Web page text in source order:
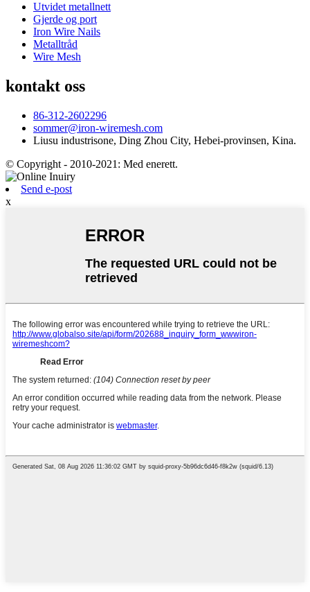
Utvidet metallnett
Gjerde og port
Iron Wire Nails
Metalltråd
Wire Mesh
kontakt oss
86-312-2602296
sommer@iron-wiremesh.com
Liusu industrisone, Ding Zhou City, Hebei-provinsen, Kina.
© Copyright - 2010-2021: Med enerett.
Send e-post
x